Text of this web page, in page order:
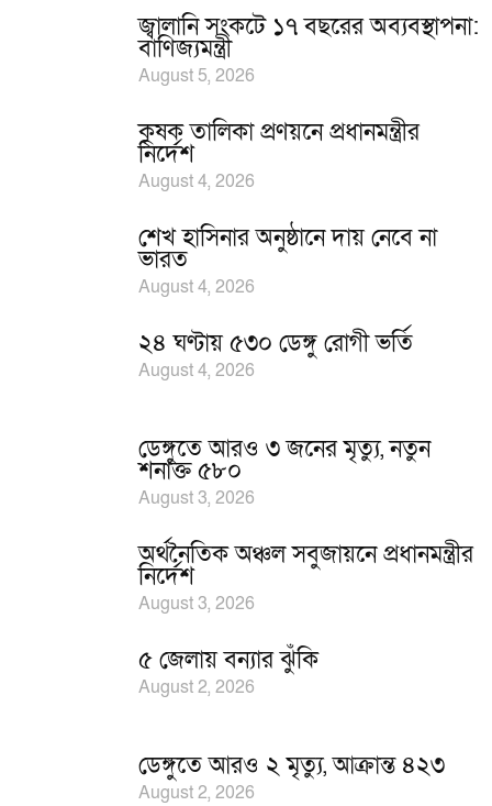
জ্বালানি সংকটে ১৭ বছরের অব্যবস্থাপনা:
বাণিজ্যমন্ত্রী
August 5, 2026
কৃষক তালিকা প্রণয়নে প্রধানমন্ত্রীর
নির্দেশ
August 4, 2026
শেখ হাসিনার অনুষ্ঠানে দায় নেবে না
ভারত
August 4, 2026
২৪ ঘণ্টায় ৫৩০ ডেঙ্গু রোগী ভর্তি
August 4, 2026
ডেঙ্গুতে আরও ৩ জনের মৃত্যু, নতুন
শনাক্ত ৫৮০
August 3, 2026
অর্থনৈতিক অঞ্চল সবুজায়নে প্রধানমন্ত্রীর
নির্দেশ
August 3, 2026
৫ জেলায় বন্যার ঝুঁকি
August 2, 2026
ডেঙ্গুতে আরও ২ মৃত্যু, আক্রান্ত ৪২৩
August 2, 2026